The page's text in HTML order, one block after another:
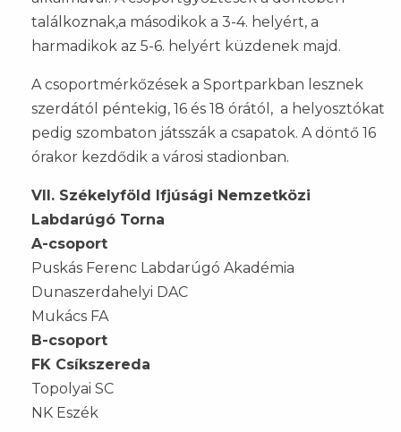
találkoznak,a másodikok a 3-4. helyért, a
harmadikok az 5-6. helyért küzdenek majd.
A csoportmérkőzések a Sportparkban lesznek
szerdától péntekig, 16 és 18 órától, a helyosztókat
pedig szombaton játsszák a csapatok. A döntő 16
órakor kezdődik a városi stadionban.
VII. Székelyföld Ifjúsági Nemzetközi
Labdarúgó Torna
A-csoport
Puskás Ferenc Labdarúgó Akadémia
Dunaszerdahelyi DAC
Mukács FA
B-csoport
FK Csíkszereda
Topolyai SC
NK Eszék